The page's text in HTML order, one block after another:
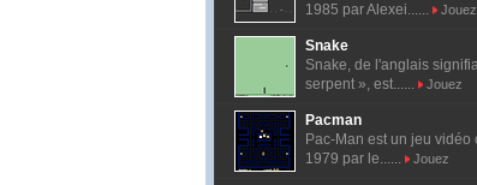
1985 par Alexei......
Jouez
Snake
Snake, de l'anglais
serpent », est......
Jouez
Pacman
Pac-Man est un jeu vidéo
1979 par le......
Jouez